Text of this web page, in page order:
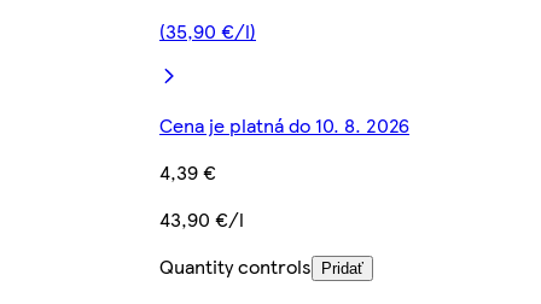
(35,90 €/l)
Cena je platná do 10. 8. 2026
4,39 €
43,90 €/l
Quantity controls
Pridať